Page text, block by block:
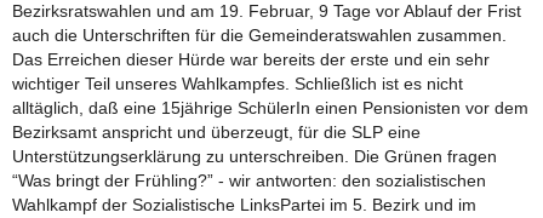
Bezirksratswahlen und am 19. Februar, 9 Tage vor Ablauf der Frist
auch die Unterschriften für die Gemeinderatswahlen zusammen.
Das Erreichen dieser Hürde war bereits der erste und ein sehr
wichtiger Teil unseres Wahlkampfes. Schließlich ist es nicht
alltäglich, daß eine 15jährige SchülerIn einen Pensionisten vor dem
Bezirksamt anspricht und überzeugt, für die SLP eine
Unterstützungserklärung zu unterschreiben. Die Grünen fragen
“Was bringt der Frühling?” - wir antworten: den sozialistischen
Wahlkampf der Sozialistische LinksPartei im 5. Bezirk und im